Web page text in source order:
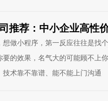
推荐：中小企业高性
想做小程序，第一反应往往是找
要的效果，名气大的可能顾不上
术靠不靠谱、能不能上门沟通